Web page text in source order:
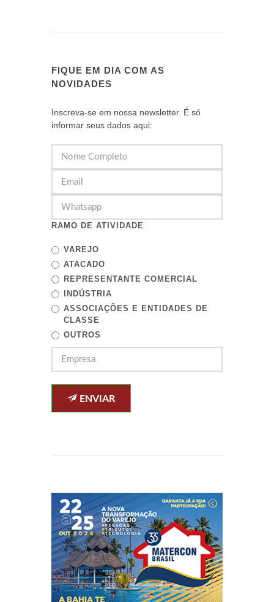
FIQUE EM DIA COM AS
NOVIDADES
Inscreva-se em nossa newsletter. É só
informar seus dados aqui:
RAMO DE ATIVIDADE
VAREJO
ATACADO
REPRESENTANTE COMERCIAL
INDÚSTRIA
ASSOCIAÇÕES E ENTIDADES DE
CLASSE
OUTROS
ENVIAR